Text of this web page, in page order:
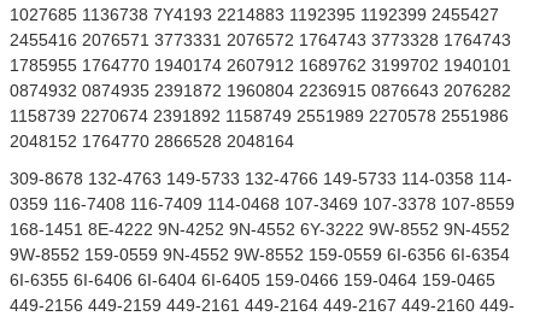
1027685 1136738 7Y4193 2214883 1192395 1192399 2455427
2455416 2076571 3773331 2076572 1764743 3773328 1764743
1785955 1764770 1940174 2607912 1689762 3199702 1940101
0874932 0874935 2391872 1960804 2236915 0876643 2076282
1158739 2270674 2391892 1158749 2551989 2270578 2551986
2048152 1764770 2866528 2048164
309-8678 132-4763 149-5733 132-4766 149-5733 114-0358 114-
0359 116-7408 116-7409 114-0468 107-3469 107-3378 107-8559
168-1451 8E-4222 9N-4252 9N-4552 6Y-3222 9W-8552 9N-4552
9W-8552 159-0559 9N-4552 9W-8552 159-0559 6I-6356 6I-6354
6I-6355 6I-6406 6I-6404 6I-6405 159-0466 159-0464 159-0465
449-2156 449-2159 449-2161 449-2164 449-2167 449-2160 449-